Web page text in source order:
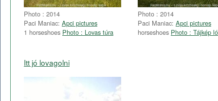
Photo : 2014
Paci Maniac: Apci pictures
1 horseshoes Photo : Lovas túra
Photo : 2014
Paci Maniac: Apci pictures
horseshoes Photo : Tájkép
Itt jó lovagolni